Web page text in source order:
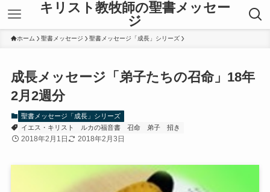
キリスト教牧師の聖書メッセー
ジ
ホーム 聖書メッセージ 聖書メッセージ「成長」シリーズ
成長メッセージ「弟子たちの召命」18年
2月2週分
聖書メッセージ「成長」シリーズ
イエス・キリスト
ルカの福音書 召命 弟子 招き
2018年2月1日 2018年2月3日